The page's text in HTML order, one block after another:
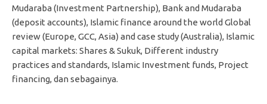
Mudaraba (Investment Partnership), Bank and Mudaraba
(deposit accounts), Islamic finance around the world Global
review (Europe, GCC, Asia) and case study (Australia), Islamic
capital markets: Shares & Sukuk, Different industry
practices and standards, Islamic Investment funds, Project
financing, dan sebagainya.